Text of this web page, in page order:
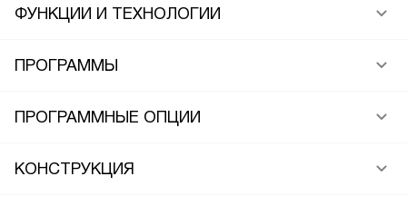
ФУНКЦИИ И ТЕХНОЛОГИИ
ПРОГРАММЫ
ПРОГРАММНЫЕ ОПЦИИ
КОНСТРУКЦИЯ